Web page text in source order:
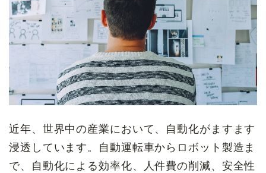
近年、世界中の産業において、自動化がますます
浸透しています。自動運転車からロボット製造ま
で、自動化による効率化、人件費の削減、安全性